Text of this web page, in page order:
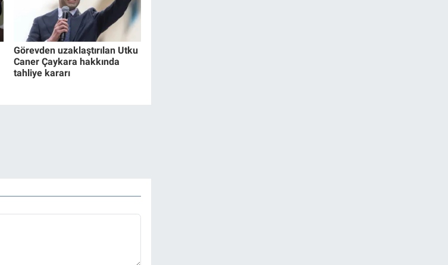
Görevden uzaklaştırılan Utku
Caner Çaykara hakkında
tahliye kararı